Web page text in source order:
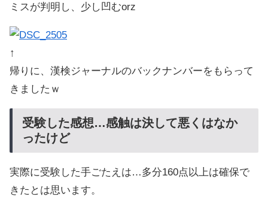
ミスが判明し、少し凹むorz
↑
帰りに、漢検ジャーナルのバックナンバーをもらって
きましたｗ
受験した感想…感触は決して悪くはなか
ったけど
実際に受験した手ごたえは…多分160点以上は確保で
きたとは思います。